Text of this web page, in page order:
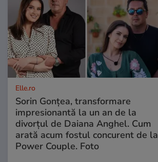
Elle.ro
Sorin Gonțea, transformare
impresionantă la un an de la
divorțul de Daiana Anghel. Cum
arată acum fostul concurent de la
Power Couple. Foto